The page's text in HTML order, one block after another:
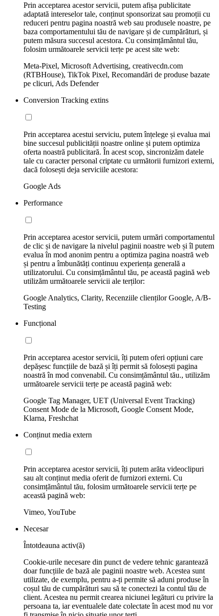
Prin acceptarea acestor servicii, putem afișa publicitate
adaptată intereselor tale, conținut sponsorizat sau promoții cu
reduceri pentru pagina noastră web sau produsele noastre, pe
baza comportamentului tău de navigare și de cumpărături, și
putem măsura succesul acestora. Cu consimțământul tău,
folosim următoarele servicii terțe pe acest site web:
Meta-Pixel, Microsoft Advertising, creativecdn.com
(RTBHouse), TikTok Pixel, Recomandări de produse bazate
pe clicuri, Ads Defender
Conversion Tracking extins
Prin acceptarea acestui serviciu, putem înțelege și evalua mai
bine succesul publicității noastre online și putem optimiza
oferta noastră publicitară. În acest scop, sincronizăm datele
tale cu caracter personal criptate cu următorii furnizori externi,
dacă folosești deja serviciile acestora:
Google Ads
Performance
Prin acceptarea acestor servicii, putem urmări comportamentul
de clic și de navigare la nivelul paginii noastre web și îl putem
evalua în mod anonim pentru a optimiza pagina noastră web
și pentru a îmbunătăți continuu experiența generală a
utilizatorului. Cu consimțământul tău, pe această pagină web
utilizăm următoarele servicii ale terților:
Google Analytics, Clarity, Recenziile clienților Google, A/B-
Testing
Funcțional
Prin acceptarea acestor servicii, îți putem oferi opțiuni care
depășesc funcțiile de bază și îți permit să folosești pagina
noastră în mod convenabil. Cu consimțământul tău., utilizăm
următoarele servicii terțe pe această pagină web:
Google Tag Manager, UET (Universal Event Tracking)
Consent Mode de la Microsoft, Google Consent Mode,
Klarna, Freshchat
Conținut media extern
Prin acceptarea acestor servicii, îți putem arăta videoclipuri
sau alt conținut media oferit de furnizori externi. Cu
consimțământul tău, folosim următoarele servicii terțe pe
această pagină web:
Vimeo, YouTube
Necesar
Întotdeauna activ(ă)
Cookie-urile necesare din punct de vedere tehnic garantează
doar funcțiile de bază ale paginii noastre web. Acestea sunt
utilizate, de exemplu, pentru a-ți permite să aduni produse în
coșul tău de cumpărături sau să te conectezi la contul tău de
client. Acestea nu permit crearea niciunei legături cu privire la
persoana ta, iar eventualele date colectate în acest mod nu vor